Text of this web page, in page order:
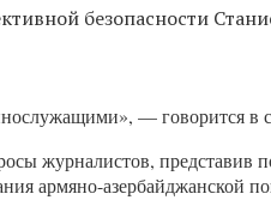
безопасности
— говорится в
журналистов,
армяно-